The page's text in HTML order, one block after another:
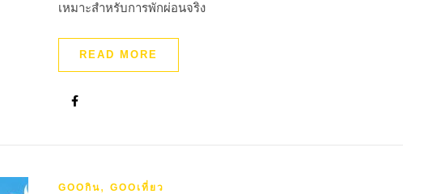
เหมาะสำหรับการพักผ่อนจริง
READ MORE
GOOกิน, GOOเที่ยว